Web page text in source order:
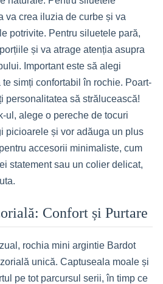
va crea iluzia de curbe și va
potrivite. Pentru siluetele pară,
și va atrage atenția asupra
Important este să alegi
simți confortabil în rochie. Poart-
personalitatea să strălucească!
ul, alege o pereche de tocuri
picioarele și vor adăuga un plus
accesorii minimaliste, cum
statement sau un colier delicat,
Confort și Purtare
rochia mini argintie Bardot
unică. Captuseala moale și
pe tot parcursul serii, în timp ce